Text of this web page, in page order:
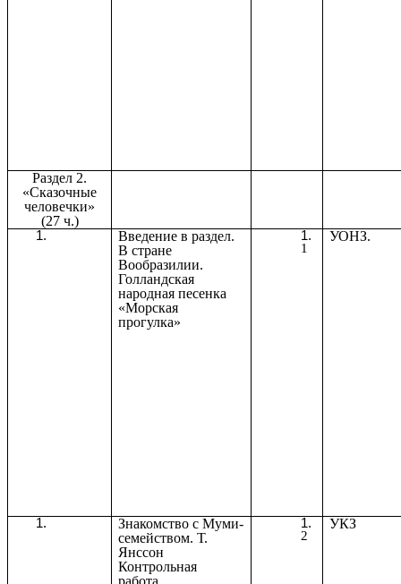
Раздел 2.
«Сказочные
человечки»
(27 ч.)
Введение в раздел.
В стране
Вообразилии.
Голландская
народная песенка
«Морская
прогулка»
1
УОНЗ.
Знакомство с Муми-
семейством. Т.
Янссон
Контрольная
2
УКЗ